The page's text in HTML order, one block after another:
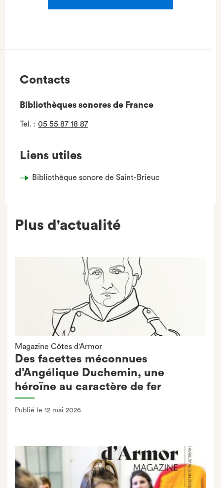
Contacts
Bibliothèques sonores de France
Tel. : 05 55 87 18 87
Liens utiles
Bibliothèque sonore de Saint-Brieuc
Plus d'actualité
Magazine Côtes d'Armor
Des facettes méconnues
d’Angélique Duchemin, une
héroïne au caractère de fer
Publié le 12 mai 2026